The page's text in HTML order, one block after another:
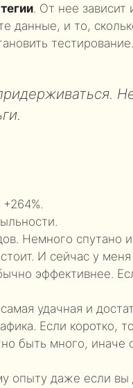
. От нее зависит
данные, и то,
тестирование.
Немного спутано
И сейчас у меня
эффективнее.
удачная и
Если коротко,
быть много, иначе
опыту даже если вы